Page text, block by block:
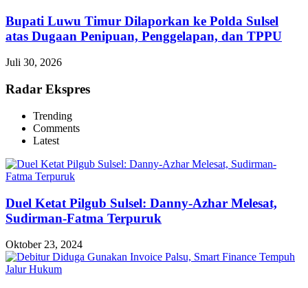
Bupati Luwu Timur Dilaporkan ke Polda Sulsel
atas Dugaan Penipuan, Penggelapan, dan TPPU
Juli 30, 2026
Radar Ekspres
Trending
Comments
Latest
Duel Ketat Pilgub Sulsel: Danny-Azhar Melesat,
Sudirman-Fatma Terpuruk
Oktober 23, 2024